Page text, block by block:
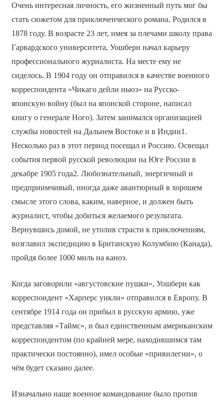
Очень интересная личность, его жизненный путь мог бы
стать сюжетом для приключенческого романа. Родился в
1878 году. В возрасте 23 лет, имея за плечами школу права
Гарвардского университета, Уошберн начал карьеру
профессионального журналиста. На месте ему не
сиделось. В 1904 году он отправился в качестве военного
корреспондента «Чикаго дейли ньюз» на Русско-
японскую войну (был на японской стороне, написал
книгу о генерале Ного). Затем занимался организацией
службы новостей на Дальнем Востоке и в Индии1.
Несколько раз в этот период посещал и Россию. Освещал
события первой русской революции на Юге России в
декабре 1905 года2. Любознательный, энергичный и
предприимчивый, иногда даже авантюрный в хорошем
смысле этого слова, каким, наверное, и должен быть
журналист, чтобы добиться желаемого результата.
Вернувшись домой, не утолив страсти к приключениям,
возглавил экспедицию в Британскую Колумбию (Канада),
пройдя более 1000 миль на каноэ.
Когда заговорили «августовские пушки», Уошберн как
корреспондент «Харперс уикли» отправился в Европу. В
сентябре 1914 года он прибыл в русскую армию, уже
представляя «Таймс», и был единственным американским
корреспондентом (по крайней мере, находившимся там
практически постоянно), имел особые «привилегии», о
чём будет сказано далее.
Изначально наше военное командование было против